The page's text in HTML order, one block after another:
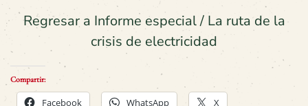
Regresar a Informe especial / La ruta de la
crisis de electricidad
Compartir:
Facebook WhatsApp X